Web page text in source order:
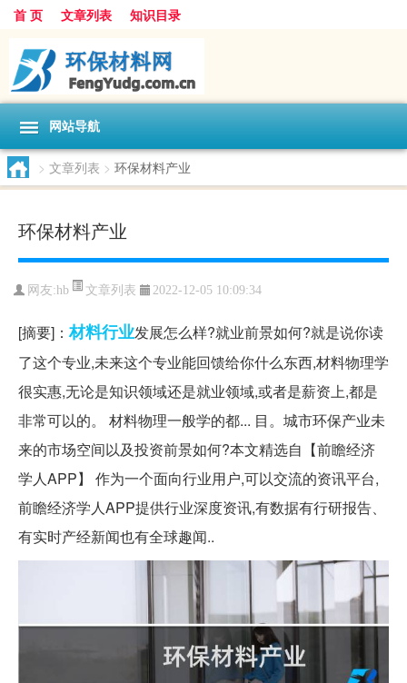
首 页 文章列表 知识目录
网站导航
> 文章列表 > 环保材料产业
环保材料产业
网友:hb 文章列表 2022-12-05 10:09:34
[摘要]：材料行业发展怎么样?就业前景如何?就是说你读
了这个专业,未来这个专业能回馈给你什么东西,材料物理学
很实惠,无论是知识领域还是就业领域,或者是薪资上,都是
非常可以的。 材料物理一般学的都... 目。城市环保产业未
来的市场空间以及投资前景如何?本文精选自【前瞻经济
学人APP】 作为一个面向行业用户,可以交流的资讯平台,
前瞻经济学人APP提供行业深度资讯,有数据有行研报告、
有实时产经新闻也有全球趣闻..